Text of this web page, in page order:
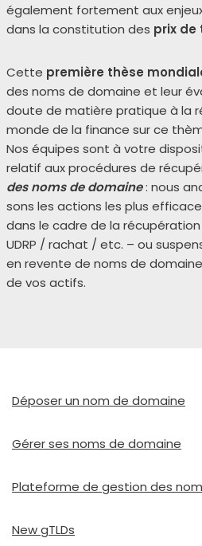
éga­le­ment for­te­ment aux
dans la consti­tu­tion des prix de
Cette pre­mière thèse
des noms de domaine et leur
doute de matière pra­tique à la
monde de la finance sur ce
Nos équipes sont à votre
rela­tif aux pro­cé­dures de
des noms de domaine: nous
sons les actions les plus
dans le cadre de la
UDRP / rachat / etc. – ou
en revente de noms de
de vos actifs.
Déposer un nom de domaine
Gérer ses noms de domaine
Plateforme de ges­tion des
New gTLDs